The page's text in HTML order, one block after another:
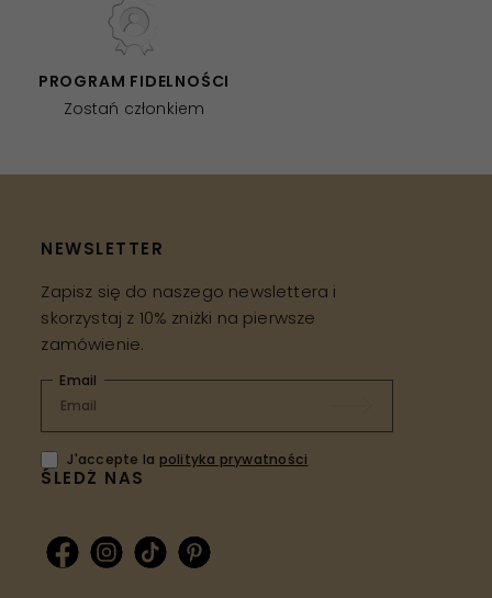
PROGRAM FIDELNOŚCI
Zostań członkiem
ŚLEDŹ NAS
NEWSLETTER
Zapisz się do naszego newslettera i
skorzystaj z 10% zniżki na pierwsze
zamówienie.
Email
J'accepte la polityka prywatności